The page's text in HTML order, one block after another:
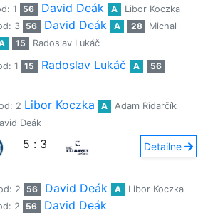
1 56 David Deák A
Libor Koczka
3 56 David Deák A 28
Michal
15 Radoslav Lukáč
1 15 Radoslav Lukáč A
56
2 Libor Koczka A
Adam Ridarčík
Deák
5 : 3 Detailne
2 56 David Deák A
Libor Koczka
2 56
David Deák